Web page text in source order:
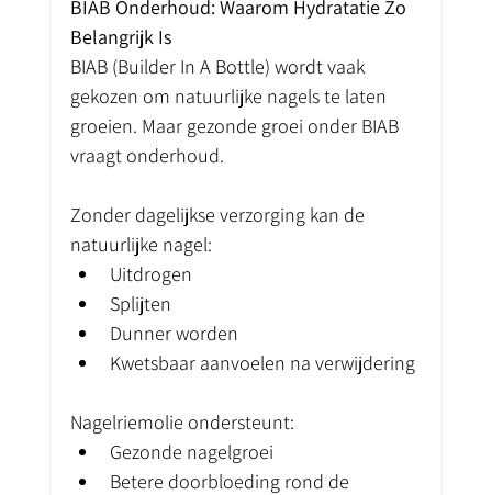
BIAB Onderhoud: Waarom Hydratatie Zo
Belangrijk Is
BIAB (Builder In A Bottle) wordt vaak
gekozen om natuurlijke nagels te laten
groeien. Maar gezonde groei onder BIAB
vraagt onderhoud.
Zonder dagelijkse verzorging kan de
natuurlijke nagel:
Uitdrogen
Splijten
Dunner worden
Kwetsbaar aanvoelen na verwijdering
Nagelriemolie ondersteunt:
Gezonde nagelgroei
Betere doorbloeding rond de